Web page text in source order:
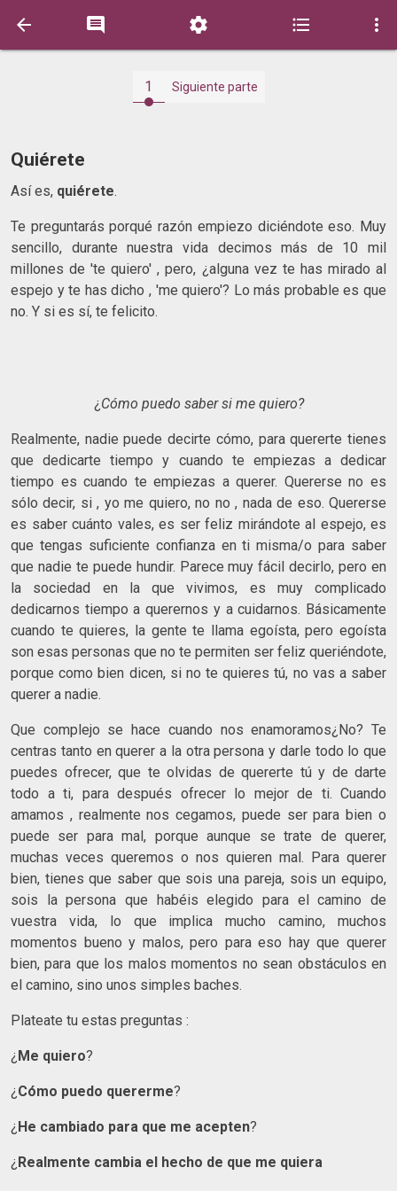
    
1 Siguiente parte
Quiérete
Así es, quiérete.
Te preguntarás porqué razón empiezo diciéndote eso. Muy
sencillo, durante nuestra vida decimos más de 10 mil
millones de 'te quiero' , pero, ¿alguna vez te has mirado al
espejo y te has dicho , 'me quiero'? Lo más probable es que
no. Y si es sí, te felicito.
¿ Cómo puedo saber si me quiero?
Realmente, nadie puede decirte cómo, para quererte tienes
que dedicarte tiempo y cuando te empiezas a dedicar
tiempo es cuando te empiezas a querer. Quererse no es
sólo decir, si , yo me quiero, no no , nada de eso. Quererse
es saber cuánto vales, es ser feliz mirándote al espejo, es
que tengas suficiente confianza en ti misma/o para saber
que nadie te puede hundir. Parece muy fácil decirlo, pero en
la sociedad en la que vivimos, es muy complicado
dedicarnos tiempo a querernos y a cuidarnos. Básicamente
cuando te quieres, la gente te llama egoísta, pero egoísta
son esas personas que no te permiten ser feliz queriéndote,
porque como bien dicen, si no te quieres tú, no vas a saber
querer a nadie.
Que complejo se hace cuando nos enamoramos¿No? Te
centras tanto en querer a la otra persona y darle todo lo que
puedes ofrecer, que te olvidas de quererte tú y de darte
todo a ti, para después ofrecer lo mejor de ti. Cuando
amamos , realmente nos cegamos, puede ser para bien o
puede ser para mal, porque aunque se trate de querer,
muchas veces queremos o nos quieren mal. Para querer
bien, tienes que saber que sois una pareja, sois un equipo,
sois la persona que habéis elegido para el camino de
vuestra vida, lo que implica mucho camino, muchos
momentos bueno y malos, pero para eso hay que querer
bien, para que los malos momentos no sean obstáculos en
el camino, sino unos simples baches.
Plateate tu estas preguntas :
¿ Me quiero?
¿ Cómo puedo quererme?
¿ He cambiado para que me acepten?
¿ Realmente cambia el hecho de que me quiera